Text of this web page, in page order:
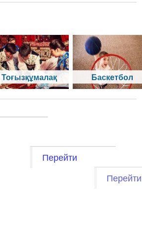
Тоғызқұмалақ Баскетбол
Перейти
Перейти